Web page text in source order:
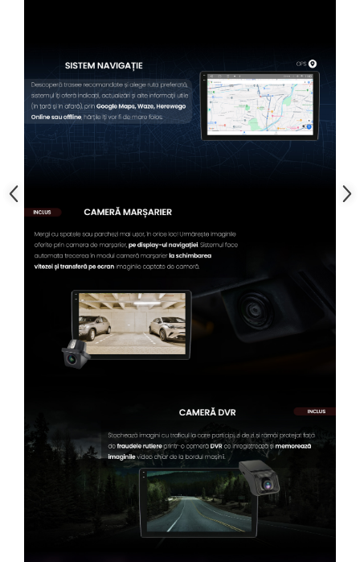
Conectică Skoda
Conectică Honda
Conectică Chevrolet
Conectică Renault
Conectică Kia
Conectică Mitsubishi
Lumini ambientale